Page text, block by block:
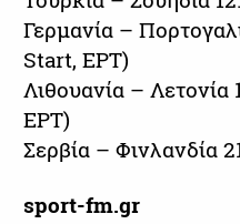
Γερμανία –
Start, ΕΡΤ)
Λιθουανία –
ΕΡΤ)
Σερβία – Φινλανδία
sport-fm.gr